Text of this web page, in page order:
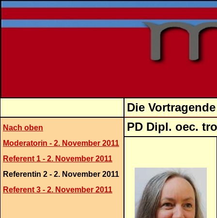
Die
Nach oben
Moderatorin - 2. November 2011
Referent 1 - 2. November 2011
Referentin 2 - 2. November 2011
Referent 3 - 2. November 2011
PD Dipl.